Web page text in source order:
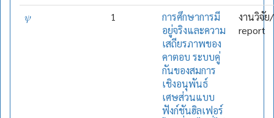
𝜓 1
การศึกษาการมี
อยู่จริงและความ
เสถียรภาพของ
คาตอบ ระบบคู่
กันของสมการ
เชิงอนุพันธ์
เศษส่วนแบบ
ฟังก์ชันฮิลเฟอร์
งานวิจัย
report